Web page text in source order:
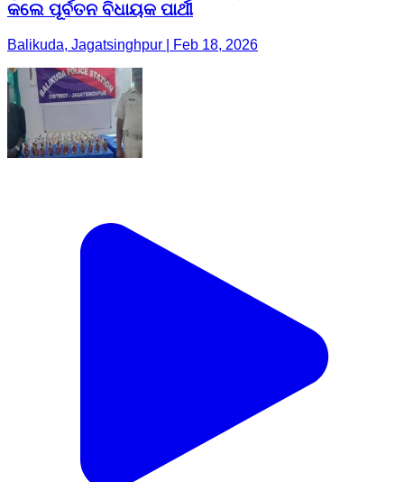
କଲେ ପୂର୍ବତନ ବିଧାୟକ ପାର୍ଥୀ
Balikuda, Jagatsinghpur | Feb 18, 2026